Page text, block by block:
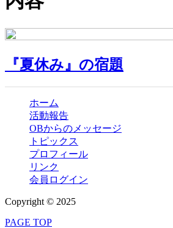
『夏休み』の宿題
ホーム
活動報告
OBからのメッセージ
トピックス
プロフィール
リンク
会員ログイン
Copyright © 2025
PAGE TOP